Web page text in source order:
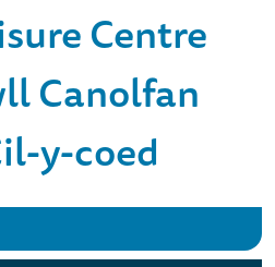
Centre
Canolfan
y-coed